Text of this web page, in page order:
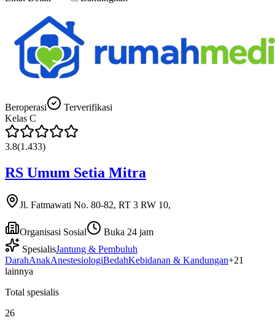
Beroperasi
Terverifikasi
Kelas C
3.8(1.433)
RS Umum Setia Mitra
Jl. Fatmawati No. 80-82, RT 3 RW 10,
Organisasi Sosial
Buka 24 jam
SpesialisJantung & Pembuluh
DarahAnakAnestesiologiBedahKebidanan & Kandungan+21
lainnya
Total spesialis
26